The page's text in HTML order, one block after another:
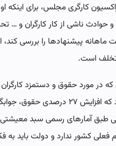
کارگری مجلس، برای اینکه
حوادث ناشی از کار کارگران و …
پیشنهادها را بررسی کند،
تخلف است.
که در مورد حقوق و دستمزد
این بحث مطرح بود که افزایش ۲۷
آمارهای رسمی سبد معیشتی
فعلی کشور ندارد و دولت باید